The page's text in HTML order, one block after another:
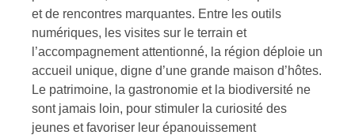
et de rencontres marquantes. Entre les outils
numériques, les visites sur le terrain et
l’accompagnement attentionné, la région déploie un
accueil unique, digne d’une grande maison d’hôtes.
Le patrimoine, la gastronomie et la biodiversité ne
sont jamais loin, pour stimuler la curiosité des
jeunes et favoriser leur épanouissement